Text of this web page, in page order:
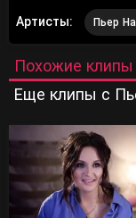
Артисты: Пьер
Похожие клипы
Еще клипы с